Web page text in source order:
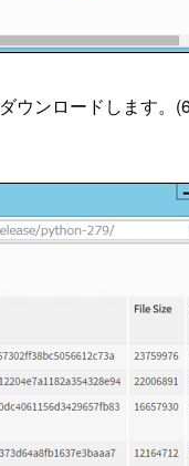
ンロードします